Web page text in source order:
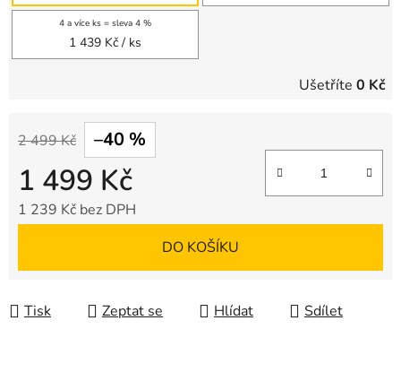
4 a více ks = sleva 4 %
1 439 Kč / ks
Ušetříte 0 Kč
2 499 Kč –40 %
1 499 Kč
1 239 Kč bez DPH
DO KOŠÍKU
Tisk Zeptat se Hlídat Sdílet